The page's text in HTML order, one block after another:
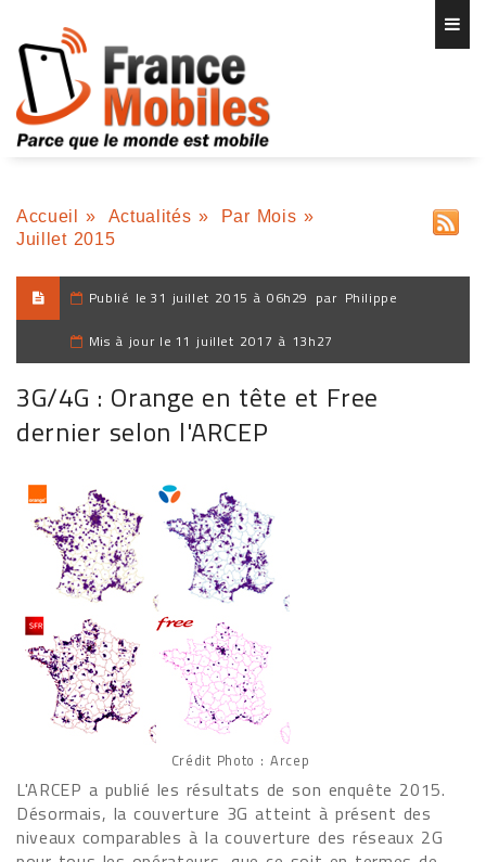
Accueil » Actualités » Par Mois »
Juillet 2015
Publié le 31 juillet 2015 à 06h29 par Philippe
Mis à jour le 11 juillet 2017 à 13h27
3G/4G : Orange en tête et Free
dernier selon l'ARCEP
Crédit Photo : Arcep
L'ARCEP a publié les résultats de son enquête 2015.
Désormais, la couverture 3G atteint à présent des
niveaux comparables à la couverture des réseaux 2G